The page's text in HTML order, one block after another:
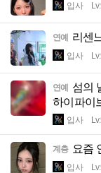
입사
연예 리센
입사
연예 섬의
하이파이
입사
계층 요즘
입사